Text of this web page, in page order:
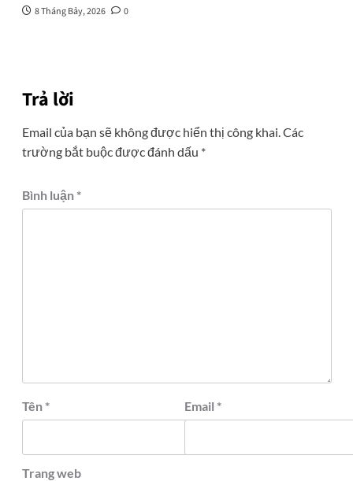
8 Tháng Bảy, 2026 0
Trả lời
Email của bạn sẽ không được hiển thị công khai. Các
trường bắt buộc được đánh dấu *
Bình luận *
Tên * Email *
Trang web